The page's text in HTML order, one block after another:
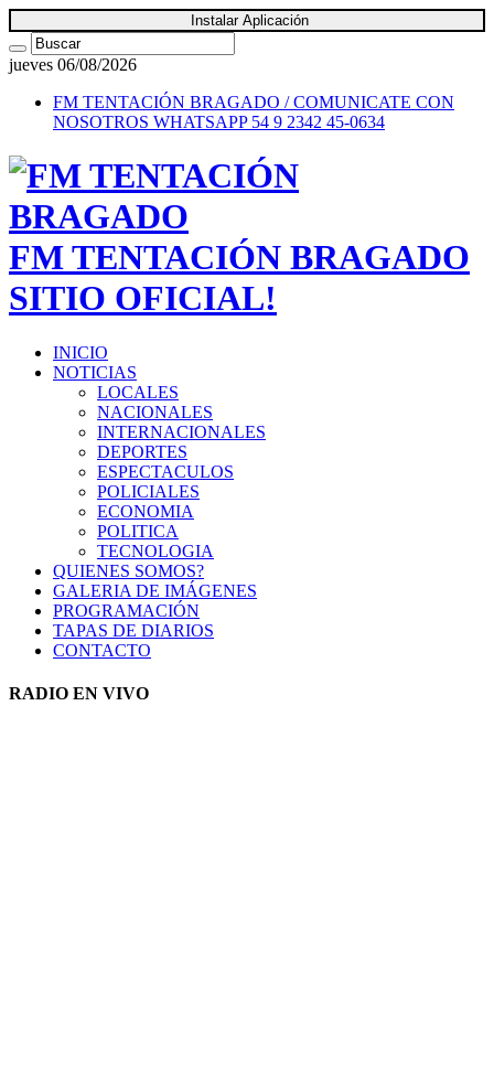
Instalar Aplicación
jueves 06/08/2026
FM TENTACIÓN BRAGADO / COMUNICATE CON
NOSOTROS WHATSAPP 54 9 2342 45-0634
FM TENTACIÓN BRAGADO
SITIO OFICIAL!
INICIO
NOTICIAS
LOCALES
NACIONALES
INTERNACIONALES
DEPORTES
ESPECTACULOS
POLICIALES
ECONOMIA
POLITICA
TECNOLOGIA
QUIENES SOMOS?
GALERIA DE IMÁGENES
PROGRAMACIÓN
TAPAS DE DIARIOS
CONTACTO
RADIO EN VIVO